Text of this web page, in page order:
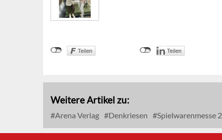
Weitere Artikel zu:
Arena Verlag Denkriesen Spielwarenmesse